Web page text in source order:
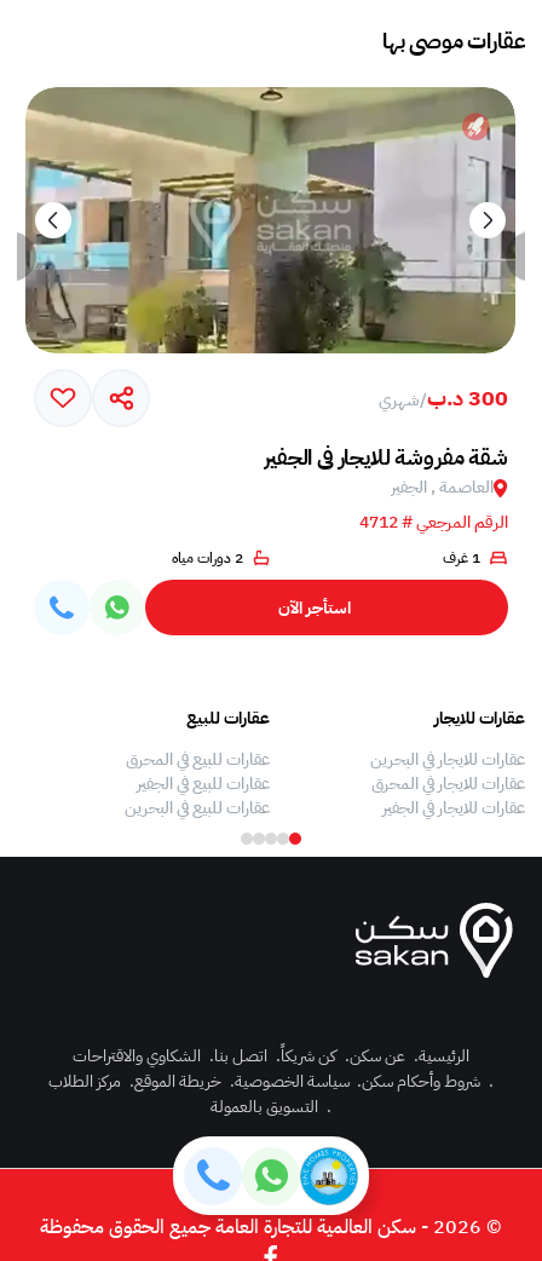
عقارات موصى بها
300 د.ب /شهري
شقة مفروشة للايجار في الجفير
العاصمة , الجفير
الرقم المرجعي # 4712
1 غرف 2 دورات مياه
استأجر الآن
عقارات للايجار
عقارات للايجار في البحرين
عقارات للايجار في المحرق
عقارات للايجار في الجفير
عقارات للبيع
عقارات للبيع في المحرق
عقارات للبيع في الجفير
عقارات للبيع في البحرين
الرئيسية. عن سكن. كن شريكاً. اتصل بنا. الشكاوي والاقتراحات
. شروط وأحكام سكن. سياسة الخصوصية. خريطة الموقع. مركز الطلاب
. التسويق بالعمولة
© 2026 - سكن العالمية للتجارة العامة جميع الحقوق محفوظة